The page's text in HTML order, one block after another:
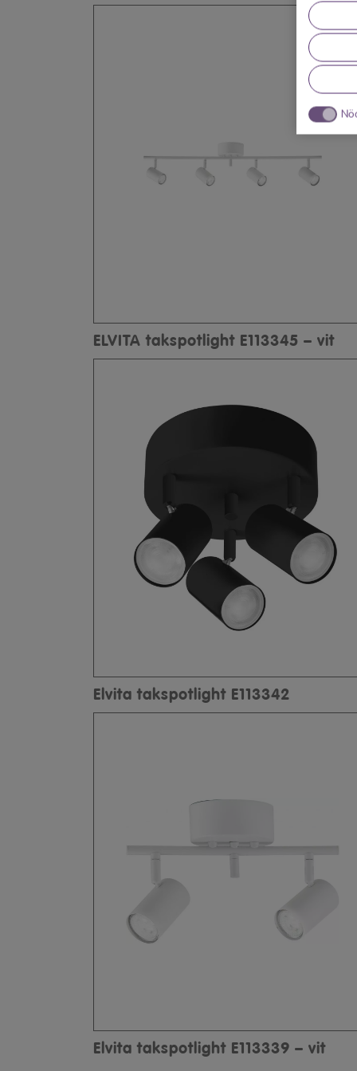
ELVITA takspotlight E113345 – vit
Elvita takspotlight E113342
Elvita takspotlight E113339 – vit